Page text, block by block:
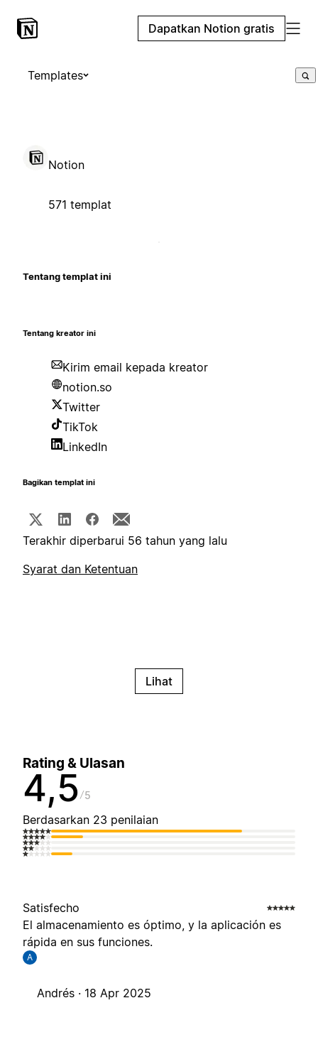
Dapatkan Notion gratis
Templates
Notion
571 templat
Tentang templat ini
Tentang kreator ini
Kirim email kepada kreator
notion.so
Twitter
TikTok
LinkedIn
Bagikan templat ini
Terakhir diperbarui 56 tahun yang lalu
Syarat dan Ketentuan
Lihat
Rating & Ulasan
4,5 5
Berdasarkan 23 penilaian
Satisfecho
El almacenamiento es óptimo, y la aplicación es
rápida en sus funciones.
A
Andrés · 18 Apr 2025